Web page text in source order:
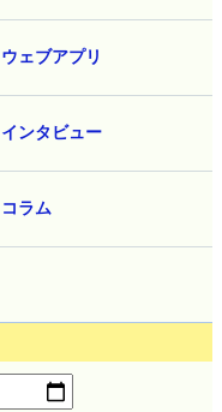
マンガ
ウェブアプリ
インタビュー
コラム